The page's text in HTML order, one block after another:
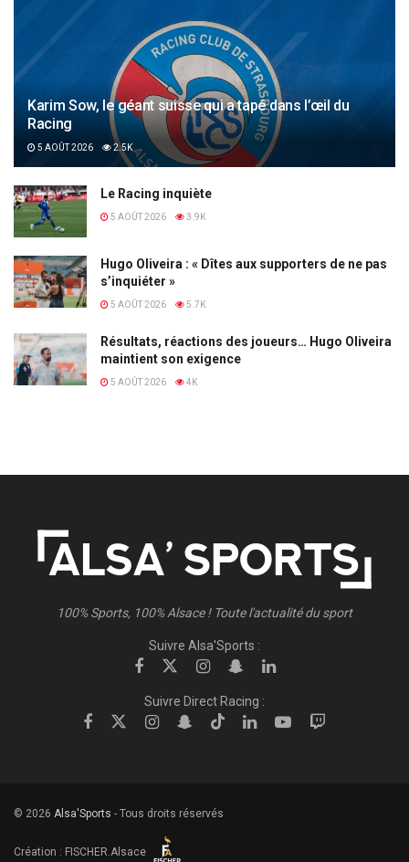
Karim Sow, le géant suisse qui a tapé dans l’œil du
Racing
5 AOÛT 2026 2.5K
Le Racing inquiète
5 AOÛT 2026 3.9K
Hugo Oliveira : « Dîtes aux supporters de ne pas
s’inquiéter »
5 AOÛT 2026 5.7K
Résultats, réactions des joueurs… Hugo Oliveira
maintient son exigence
5 AOÛT 2026 4K
100% Sports, 100% Alsace ! Toute l'actualité du sport
Suivre Alsa'Sports :
Suivre Direct Racing :
© 2026 Alsa'Sports - Tous droits réservés
Création : FISCHER.Alsace